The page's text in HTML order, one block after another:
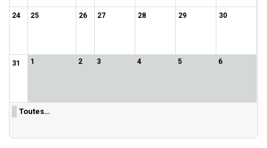
24 25 26 27 28 29 30
31 1 2 3 4 5 6
Toutes…